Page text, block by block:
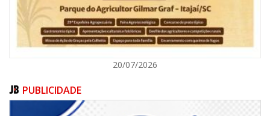
20/07/2026
PUBLICIDADE